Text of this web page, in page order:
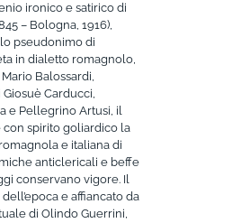
ironico e satirico di
– Bologna, 1916),
pseudonimo di
in dialetto romagnolo,
Balossardi,
Carducci,
e Pellegrino Artusi, il
spirito goliardico la
e italiana di
anticlericali e beffe
conservano vigore. Il
e affiancato da
di Olindo Guerrini,